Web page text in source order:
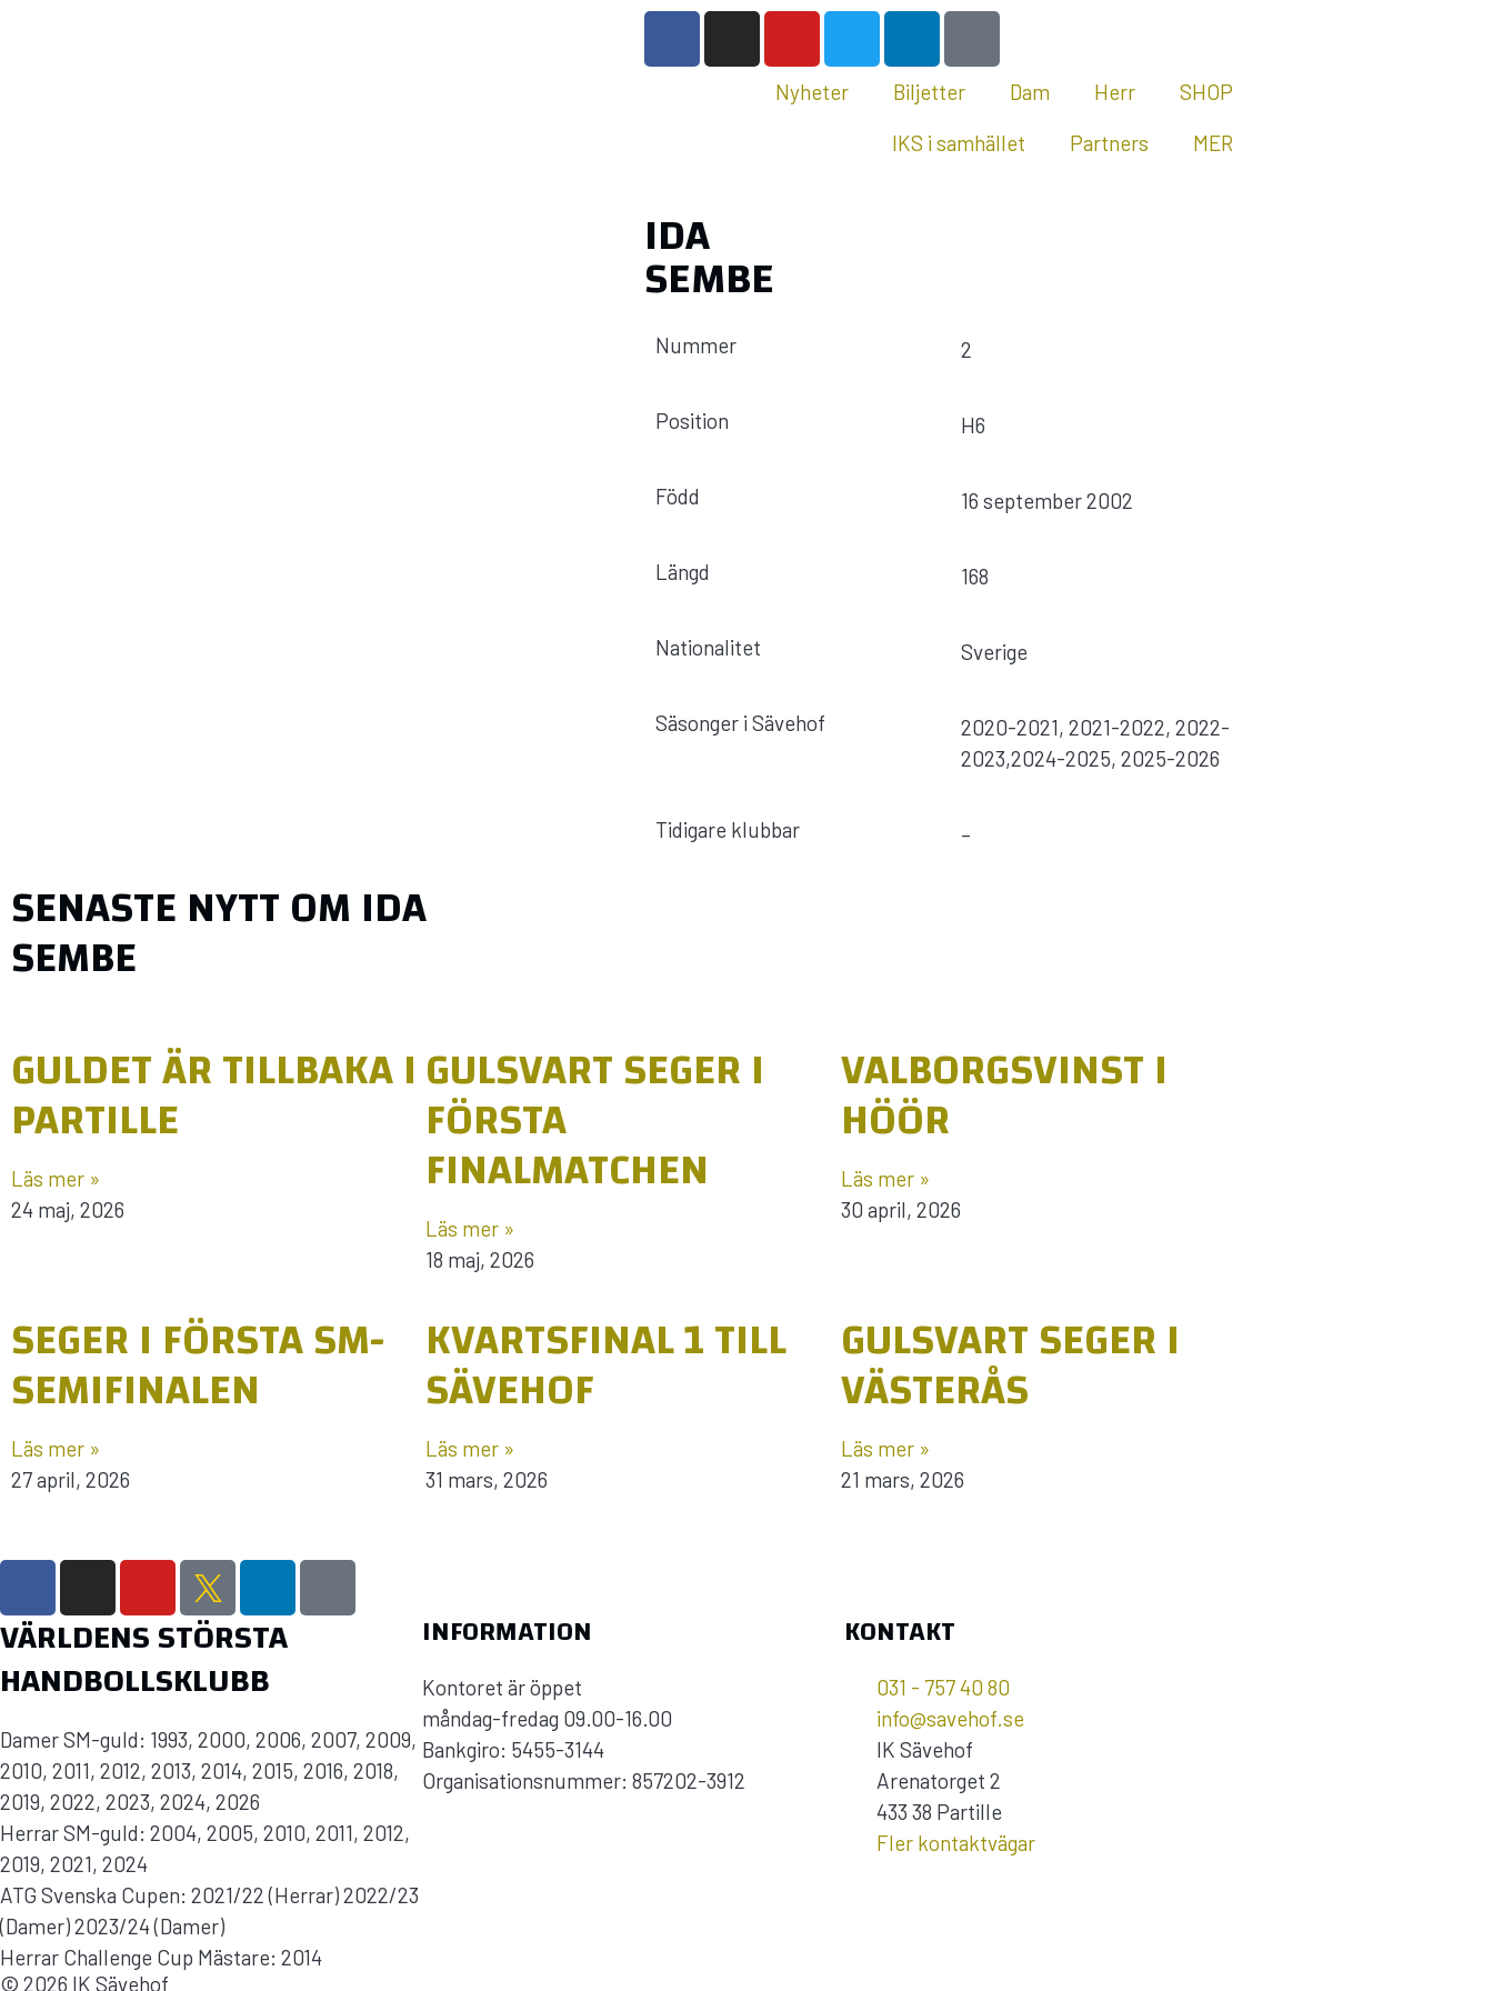
Nyheter Biljetter Dam Herr
SHOP
IKS i samhället
Partners MER
IDA
SEMBE
Nummer 2
Position H6
Född 16 september 2002
Längd 168
Nationalitet Sverige
Säsonger i Sävehof
2020-2021, 2021-2022, 2022-
2023,2024-2025, 2025-2026
Tidigare klubbar –
SENASTE NYTT OM IDA
SEMBE
GULDET ÄR TILLBAKA I
PARTILLE
Läs mer »
24 maj, 2026
GULSVART SEGER I
FÖRSTA
FINALMATCHEN
Läs mer »
18 maj, 2026
VALBORGSVINST I
HÖÖR
Läs mer »
30 april, 2026
SEGER I FÖRSTA SM-
SEMIFINALEN
Läs mer »
27 april, 2026
KVARTSFINAL 1 TILL
SÄVEHOF
Läs mer »
31 mars, 2026
GULSVART SEGER I
VÄSTERÅS
Läs mer »
21 mars, 2026
VÄRLDENS STÖRSTA
HANDBOLLSKLUBB
Damer SM-guld: 1993, 2000, 2006, 2007, 2009,
2010, 2011, 2012, 2013, 2014, 2015, 2016, 2018,
2019, 2022, 2023, 2024, 2026
Herrar SM-guld: 2004, 2005, 2010, 2011, 2012,
2019, 2021, 2024
ATG Svenska Cupen: 2021/22 (Herrar) 2022/23
(Damer) 2023/24 (Damer)
Herrar Challenge Cup Mästare: 2014
INFORMATION
Kontoret är öppet
måndag-fredag 09.00-16.00
Bankgiro: 5455-3144
Organisationsnummer: 857202-3912
KONTAKT
031 - 757 40 80
info@savehof.se
IK Sävehof
Arenatorget 2
433 38 Partille
Fler kontaktvägar
© 2026 IK Sävehof